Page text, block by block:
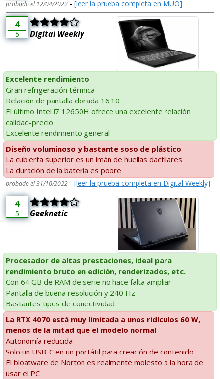
probado el 12/04/2022 - [leer la prueba completa en MUO]
4
5 Digital Weekly
Excelente rendimiento
Gran refrigeración térmica
Relación de pantalla dorada 16:10
El último Intel i7 12650H ofrece una excelente relación
calidad-precio
Excelente rendimiento general
Diseño voluminoso y bastante soso de plástico
La cubierta superior es un imán de huellas dactilares
La duración de la batería es pobre
probado el 31/10/2022 - [leer la prueba completa en Digital Weekly]
4
5 Geeknetic
Procesador de altas prestaciones, ideal para
rendimiento bruto en edición, renderizados, etc.
Con 64 GB de RAM de serie no hace falta ampliar
Pantalla de buena resolución y 240 Hz
Bastantes tipos de conectividad
La RTX 4070 está muy limitada a unos ridículos 60 W,
menos de la mitad que el modelo normal
Autonomía reducida
Solo un USB-C en un portátil para creación de contenido
El bloatware de Norton es realmente molesto a la hora de
usar el PC